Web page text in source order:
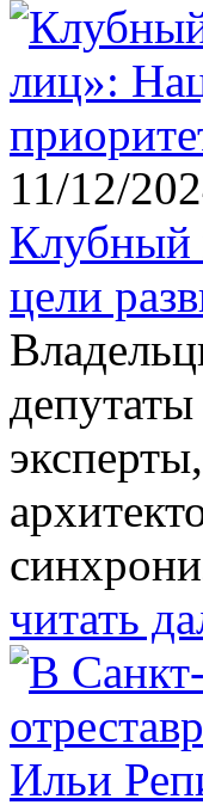
11/12/
Клубный
цели
читать